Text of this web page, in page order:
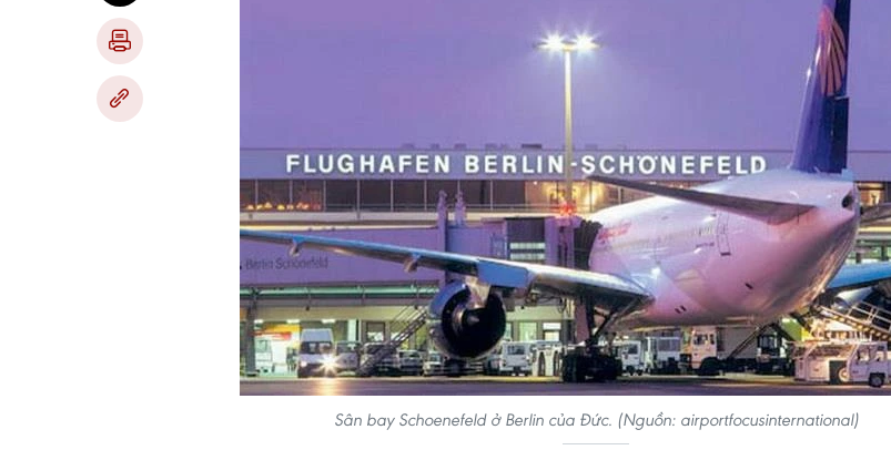
Sân bay Schoenefeld ở Berlin của Đức. (Nguồn: airportfocusinternational)